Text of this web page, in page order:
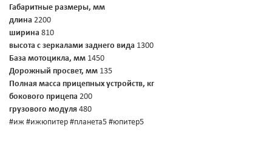
Габаритные размеры, мм
длина 2200
ширина 810
высота с зеркалами заднего вида 1300
База мотоцикла, мм 1450
Дорожный просвет, мм 135
Полная масса прицепных устройств, кг
бокового прицепа 200
грузового модуля 480
#иж #ижюпитер #планета5 #юпитер5